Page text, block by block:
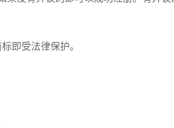
即受法律保护。